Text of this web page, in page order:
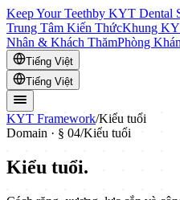
Keep Your Teethby KYT Dental
Trung Tâm Kiến ThứcKhung
Nhân & Khách ThămPhòng
Tiếng Việt
Tiếng Việt
KYT Framework/Kiểu tuổi
Domain · § 04/Kiểu tuổi
Kiểu tuổi.